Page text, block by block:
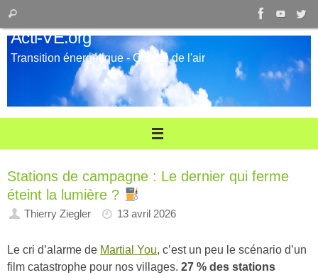
Passer
au
contenu
pour
:
Rechercher
Acti-VE.org
Transition énergétique - Qualité de l'air
Stations de campagne : Le dernier qui ferme
éteint la lumière ?
Thierry Ziegler 13 avril 2026
Le cri d’alarme de Martial You , c’est un peu le scénario d’un
film catastrophe pour nos villages. 27 % des stations